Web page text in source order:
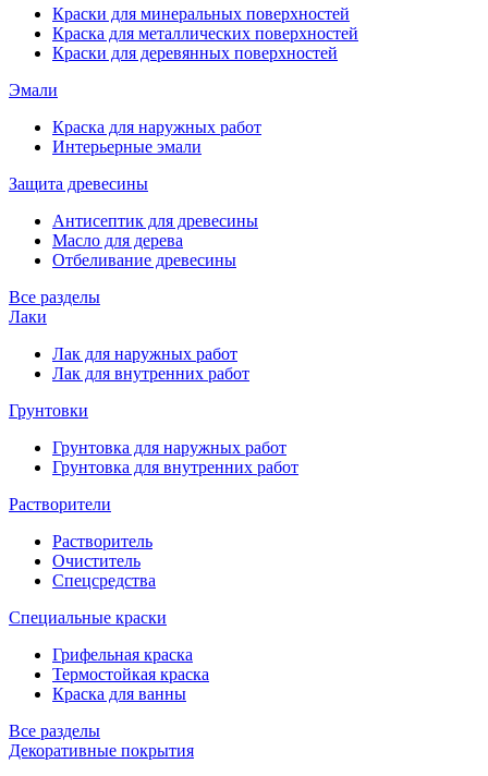
Краски для минеральных поверхностей
Краска для металлических поверхностей
Краски для деревянных поверхностей
Эмали
Краска для наружных работ
Интерьерные эмали
Защита древесины
Антисептик для древесины
Масло для дерева
Отбеливание древесины
Все разделы
Лаки
Лак для наружных работ
Лак для внутренних работ
Грунтовки
Грунтовка для наружных работ
Грунтовка для внутренних работ
Растворители
Растворитель
Очиститель
Спецсредства
Специальные краски
Грифельная краска
Термостойкая краска
Краска для ванны
Все разделы
Декоративные покрытия